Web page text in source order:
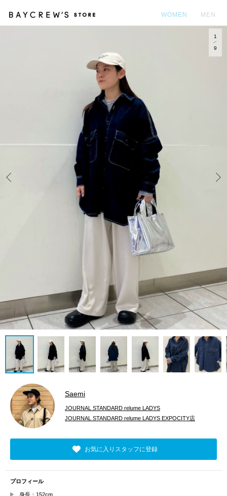
WOMEN MEN
1
9
Saemi
JOURNAL STANDARD relume LADYS
JOURNAL STANDARD relume LADYS EXPOCITY店
お気に入りスタッフに登録
プロフィール
身長：152cm